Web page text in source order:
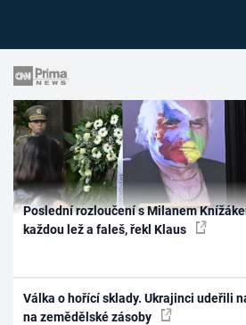
Poslední rozloučení s Milanem
každou lež a faleš, řekl Klaus
Válka o hořící sklady. Ukrajinci udeřili
na zemědělské zásoby